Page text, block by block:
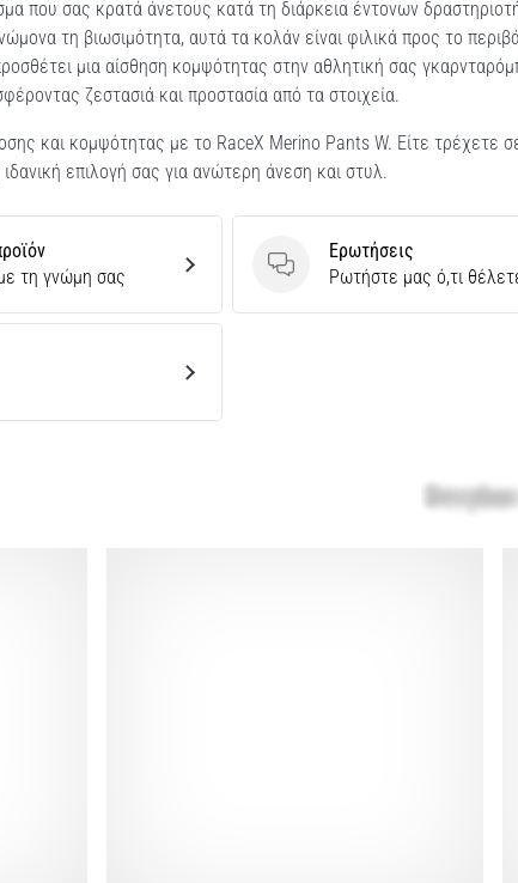
που σας κρατά άνετους κατά τη διάρκεια έντονων
τη βιωσιμότητα, αυτά τα κολάν είναι φιλικά προς το
μια αίσθηση κομψότητας στην αθλητική σας
ζεστασιά και προστασία από τα στοιχεία.
και κομψότητας με το RaceX Merino Pants W. Είτε τρέχετε
επιλογή σας για ανώτερη άνεση και στυλ.
τη γνώμη σας
Ερωτήσεις
Ερωτήσεις
Ρωτήστε μας ό,τι